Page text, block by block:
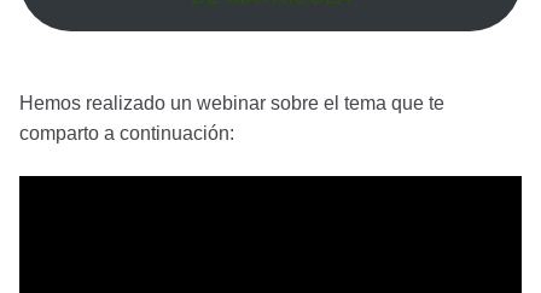
Hemos realizado un webinar sobre el tema que te
comparto a continuación: